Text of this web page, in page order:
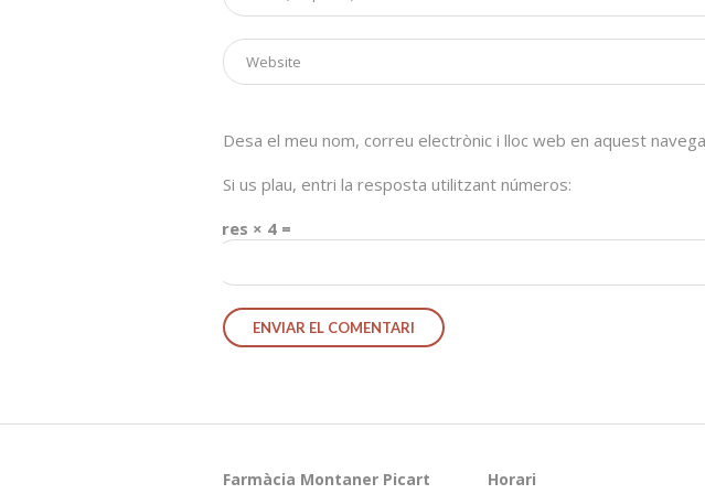
Desa el meu nom, correu electrònic i lloc web en aquest
Si us plau, entri la resposta utilitzant números:
tres × 4 =
Farmàcia Montaner Picart
Horari